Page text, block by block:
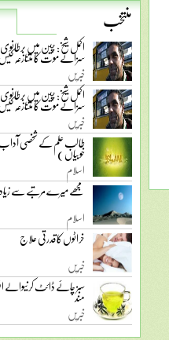
منتخب
اکمل شیخ: چین میں
سزائے موت کا متنازعہ کیس
خبریں
اکمل شیخ: چین میں
سزائے موت کا متنازعہ کیس
خبریں
طالب علم کے شخصی
خوبیاں )
اسلام
مجھے میرے مرتبے سے
اسلام
خراٹوں کا قدرتی علاج
خبریں
سبز چائے ڈائٹ کرنیوالے
مند
خبریں